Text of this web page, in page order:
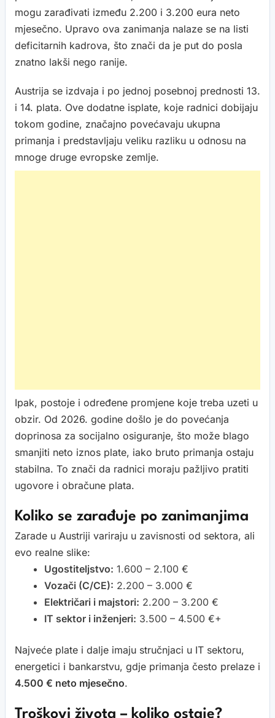
mogu zarađivati između 2.200 i 3.200 eura neto
mjesečno. Upravo ova zanimanja nalaze se na listi
deficitarnih kadrova, što znači da je put do posla
znatno lakši nego ranije.
Austrija se izdvaja i po jednoj posebnoj prednosti 13.
i 14. plata. Ove dodatne isplate, koje radnici dobijaju
tokom godine, značajno povećavaju ukupna
primanja i predstavljaju veliku razliku u odnosu na
mnoge druge evropske zemlje.
Ipak, postoje i određene promjene koje treba uzeti u
obzir. Od 2026. godine došlo je do povećanja
doprinosa za socijalno osiguranje, što može blago
smanjiti neto iznos plate, iako bruto primanja ostaju
stabilna. To znači da radnici moraju pažljivo pratiti
ugovore i obračune plata.
Koliko se zarađuje po zanimanjima
Zarade u Austriji variraju u zavisnosti od sektora, ali
evo realne slike:
Ugostiteljstvo: 1.600 – 2.100 €
Vozači (C/CE): 2.200 – 3.000 €
Električari i majstori: 2.200 – 3.200 €
IT sektor i inženjeri: 3.500 – 4.500 €+
Najveće plate i dalje imaju stručnjaci u IT sektoru,
energetici i bankarstvu, gdje primanja često prelaze i
4.500 € neto mjesečno.
Troškovi života – koliko ostaje?